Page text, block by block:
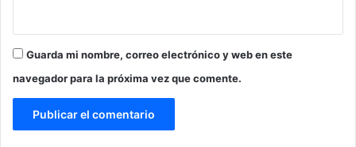
Guarda mi nombre, correo electrónico y web en este
navegador para la próxima vez que comente.